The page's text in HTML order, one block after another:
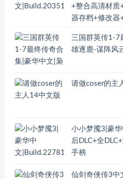
+整合高清材质
器存档+修改器
三国群英传1-7
雄逐鹿-谋阵风
请做coser的主
小小梦魇3|豪
后DLC+全
手柄
仙剑奇侠传3中